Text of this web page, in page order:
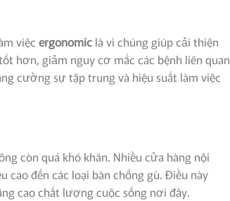
việc ergonomic là vì chúng giúp cải thiện
hơn, giảm nguy cơ mắc các bệnh liên quan
cường sự tập trung và hiệu suất làm việc
còn quá khó khăn. Nhiều cửa hàng nội
cao đến các loại bàn chống gù. Điều này
cao chất lượng cuộc sống nơi đây.